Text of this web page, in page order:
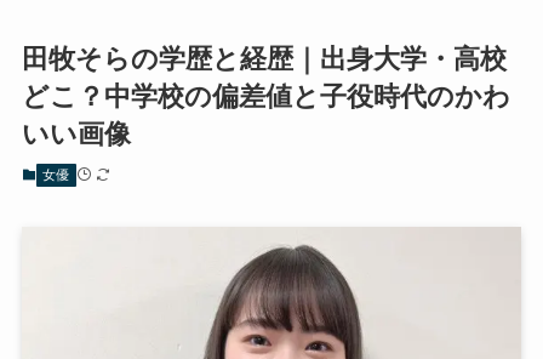
田牧そらの学歴と経歴｜出身大学・高校
どこ？中学校の偏差値と子役時代のかわ
いい画像
女優